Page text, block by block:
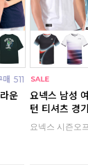
매 511
운
요넥스 남성
턴 티셔츠
요넥스 시즌오